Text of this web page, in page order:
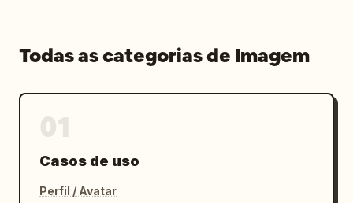
Todas as categorias de Imagem
Casos de uso
Perfil / Avatar